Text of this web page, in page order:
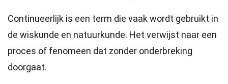
Continueerlijk is een term die vaak wordt gebruikt in
de wiskunde en natuurkunde. Het verwijst naar een
proces of fenomeen dat zonder onderbreking
doorgaat.